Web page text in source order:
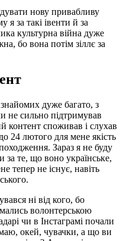
нову привабливу
я за такі івенти й за
культурна війна дуже
бо вона потім зіллє за
дуже багато, з
не сильно підтримував
контент споживав і слухав
24 лютого для мене якість
Зараз я не буду
за те, що воно українське,
тепер не існує, навіть
ні від кого, бо
волонтерською
чи в Інстаграмі почали
окей, чувачки, а що ви